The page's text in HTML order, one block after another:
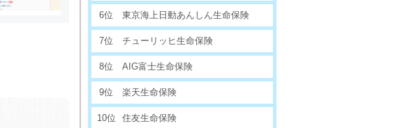
6位 東京海上日動あんしん生命保険
7位 チューリッヒ生命保険
8位 AIG富士生命保険
9位 楽天生命保険
10位 住友生命保険